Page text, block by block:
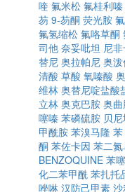
喹 氟米松 氟桂利嗪
芴 9-芴酮 荧光胺
氟氢缩松 氟咯草酮
司他 奈妥吡坦 尼
替尼 奥拉帕尼 奥
清酸 草酸 氧嗪酸
维林 奥替尼啶盐酸
立林 奥克巴胺 奥
噻嗪 苯磷硫胺 贝
甲酰胺 苯溴马隆 苯
酮 苯佐卡因 苯二
BENZOQUINE 苯
化二苯甲酰 苯扎托
唑啉 汉防己甲素